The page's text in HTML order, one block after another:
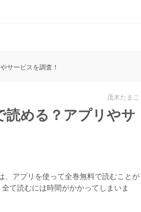
サービスを調査！
茂木たまこ
読める？アプリやサ
アプリを使って全巻無料で読むことが
て読むには時間がかかってしまいま